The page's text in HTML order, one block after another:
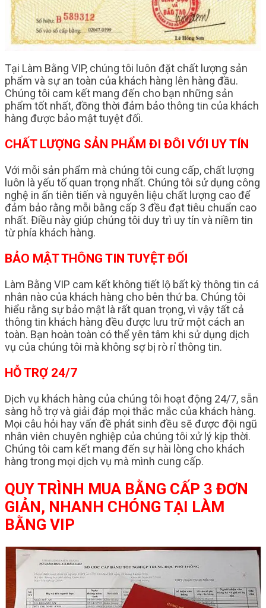
Tại Làm Bằng VIP, chúng tôi luôn đặt chất lượng sản
phẩm và sự an toàn của khách hàng lên hàng đầu.
Chúng tôi cam kết mang đến cho bạn những sản
phẩm tốt nhất, đồng thời đảm bảo thông tin của khách
hàng được bảo mật tuyệt đối.
CHẤT LƯỢNG SẢN PHẨM ĐI ĐÔI VỚI UY TÍN
Với mỗi sản phẩm mà chúng tôi cung cấp, chất lượng
luôn là yếu tố quan trọng nhất. Chúng tôi sử dụng công
nghệ in ấn tiên tiến và nguyên liệu chất lượng cao để
đảm bảo rằng mỗi bằng cấp 3 đều đạt tiêu chuẩn cao
nhất. Điều này giúp chúng tôi duy trì uy tín và niềm tin
từ phía khách hàng.
BẢO MẬT THÔNG TIN TUYỆT ĐỐI
Làm Bằng VIP cam kết không tiết lộ bất kỳ thông tin cá
nhân nào của khách hàng cho bên thứ ba. Chúng tôi
hiểu rằng sự bảo mật là rất quan trọng, vì vậy tất cả
thông tin khách hàng đều được lưu trữ một cách an
toàn. Bạn hoàn toàn có thể yên tâm khi sử dụng dịch
vụ của chúng tôi mà không sợ bị rò rỉ thông tin.
HỖ TRỢ 24/7
Dịch vụ khách hàng của chúng tôi hoạt động 24/7, sẵn
sàng hỗ trợ và giải đáp mọi thắc mắc của khách hàng.
Mọi câu hỏi hay vấn đề phát sinh đều sẽ được đội ngũ
nhân viên chuyên nghiệp của chúng tôi xử lý kịp thời.
Chúng tôi cam kết mang đến sự hài lòng cho khách
hàng trong mọi dịch vụ mà mình cung cấp.
QUY TRÌNH MUA BẰNG CẤP 3 ĐƠN
GIẢN, NHANH CHÓNG TẠI LÀM
BẰNG VIP